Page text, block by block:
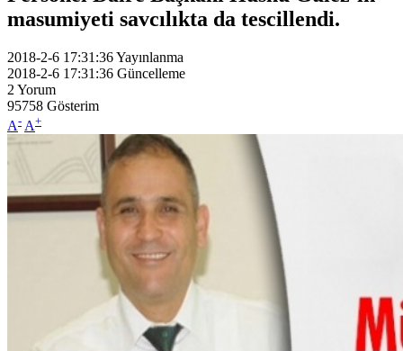
masumiyeti savcılıkta da tescillendi.
2018-2-6 17:31:36Yayınlanma
2018-2-6 17:31:36 Güncelleme
2 Yorum
95758 Gösterim
A- A+